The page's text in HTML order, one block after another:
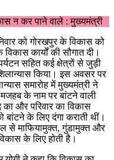
न कर पाने वाले : मुख्यमंत्री
को गोरखपुर के विकास को
कार्यों की सौगात दी।
सहित कई क्षेत्रों से जुड़ी
किया। इस अवसर पर
समारोह में मुख्यमंत्री ने
के नाम पर बांटने वाली
और परिवार का विकास
के लिए दंगा कराती थीं।
माफियामुक्त, गुंडामुक्त और
के लिए होती है।